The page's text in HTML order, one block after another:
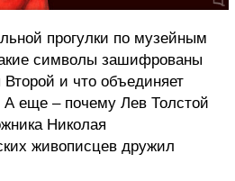
прогулки по музейным
символы зашифрованы
Второй и что объединяет
А еще – почему Лев Толстой
Николая
живописцев дружил